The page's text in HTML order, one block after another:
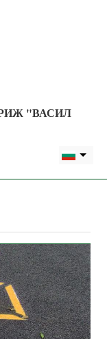
"ВАСИЛ